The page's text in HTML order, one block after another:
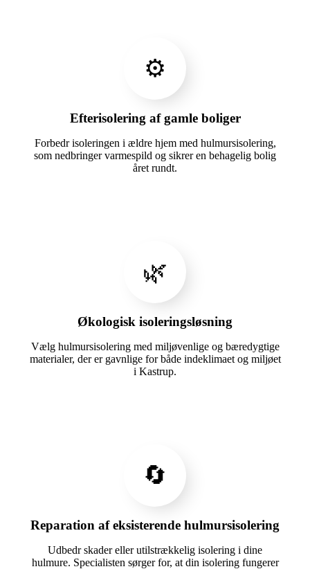
⚙️
Efterisolering af gamle boliger
Forbedr isoleringen i ældre hjem med hulmursisolering,
som nedbringer varmespild og sikrer en behagelig bolig
året rundt.
🌿
Økologisk isoleringsløsning
Vælg hulmursisolering med miljøvenlige og bæredygtige
materialer, der er gavnlige for både indeklimaet og miljøet
i Kastrup.
🔄
Reparation af eksisterende hulmursisolering
Udbedr skader eller utilstrækkelig isolering i dine
hulmure. Specialisten sørger for, at din isolering fungerer